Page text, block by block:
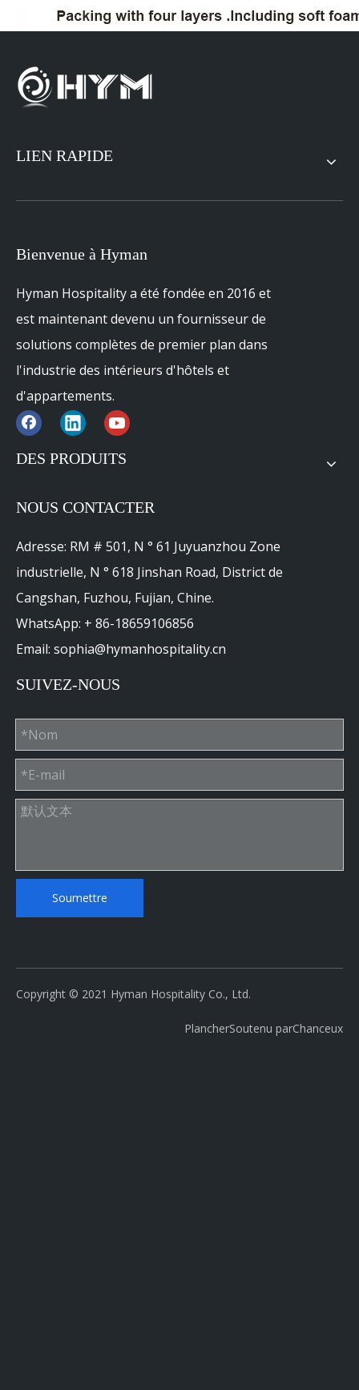
sur:
En vertu d'un:
Hôtels Avid
Meubles de salle de bain Vanity Cabinet
Hôtels Avid Hôtels Armoires de salle de bain
LIEN RAPIDE
Bienvenue à Hyman
Hyman Hospitality a été fondée en 2016 et
est maintenant devenu un fournisseur de
solutions complètes de premier plan dans
l'industrie des intérieurs d'hôtels et
d'appartements.
DES PRODUITS
NOUS CONTACTER
Adresse: RM # 501, N ° 61 Juyuanzhou Zone
industrielle, N ° 618 Jinshan Road, District de
Cangshan, Fuzhou, Fujian, Chine.
WhatsApp: + 86-18659106856
Email: sophia@hymanhospitality.cn
SUIVEZ-NOUS
Soumettre
Copyright © 2021 Hyman Hospitality Co., Ltd.
PlancherSoutenu parChanceux